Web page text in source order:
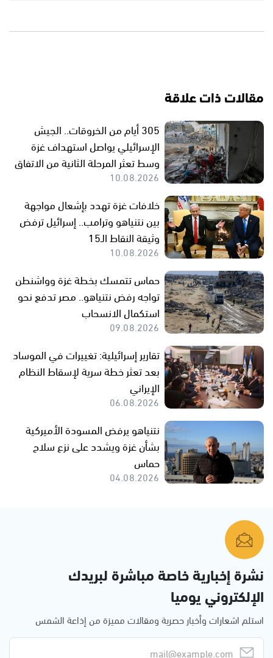
مقالات ذات علاقة
305 أيام من الخروقات.. الجيش
الإسرائيلي يواصل استهداف غزة
وسط تعثر المرحلة الثانية من الاتفاق
10.08.2026
خلافات غزة تهدد بإشعال مواجهة
بين نتنياهو وترامب.. إسرائيل ترفض
وثيقة النقاط الـ15
10.08.2026
حماس تتمسك بخطة غزة وواشنطن
تواجه رفض نتنياهو.. مصر تدفع نحو
استكمال الانسحاب
09.08.2026
تقارير إسرائيلية: تغييرات في الموساد
بعد تعثر خطة سرية لإسقاط النظام
الإيراني
06.08.2026
نتنياهو يرفض المسودة الأميركية
بشأن غزة ويشدد على نزع سلاح
حماس
04.08.2026
نشرة إخبارية خاصة مباشرة لبريدك
الإلكتروني يوميا
استلم اشعارات وأخبار حصرية ومقالات مميزة من إذاعة الشمس